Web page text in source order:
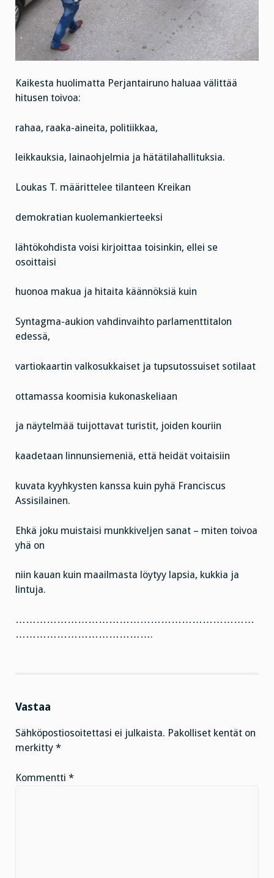
Kaikesta huolimatta Perjantairuno haluaa välittää
hitusen toivoa:
rahaa, raaka-aineita, politiikkaa,
leikkauksia, lainaohjelmia ja hätätilahallituksia.
Loukas T. määrittelee tilanteen Kreikan
demokratian kuolemankierteeksi
lähtökohdista voisi kirjoittaa toisinkin, ellei se
osoittaisi
huonoa makua ja hitaita käännöksiä kuin
Syntagma-aukion vahdinvaihto parlamenttitalon
edessä,
vartiokaartin valkosukkaiset ja tupsutossuiset sotilaat
ottamassa koomisia kukonaskeliaan
ja näytelmää tuijottavat turistit, joiden kouriin
kaadetaan linnunsiemeniä, että heidät voitaisiin
kuvata kyyhkysten kanssa kuin pyhä Franciscus
Assisilainen.
Ehkä joku muistaisi munkkiveljen sanat – miten toivoa
yhä on
niin kauan kuin maailmasta löytyy lapsia, kukkia ja
lintuja.
……………………………………………………………
………………………………….
Vastaa
Sähköpostiosoitettasi ei julkaista. Pakolliset kentät on
merkitty *
Kommentti *